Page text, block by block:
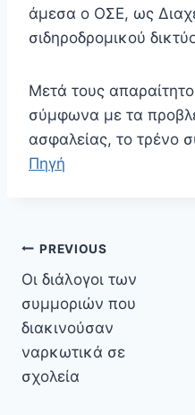
άμεσα ο ΟΣΕ, ως
σιδηροδρομικού
Μετά τους
σύμφωνα με τα
ασφαλείας, το τρένο
Πηγή
Πλοήγηση
άρθρων
PREVIOUS
Oι διάλογοι των
συμμοριών που
διακινούσαν
ναρκωτικά σε
σχολεία